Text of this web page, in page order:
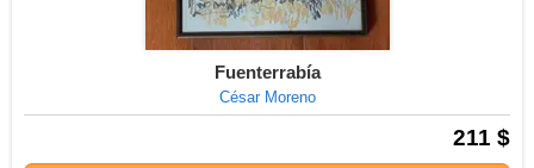
Fuenterrabía
César Moreno
211 $